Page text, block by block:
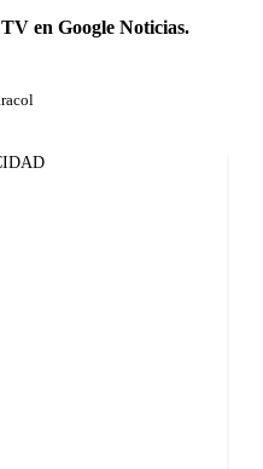
en Google Noticias.